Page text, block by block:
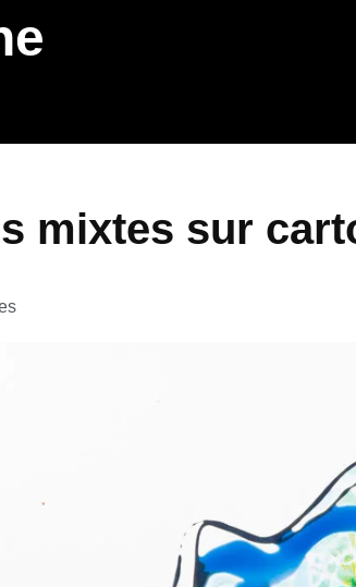
mixtes sur